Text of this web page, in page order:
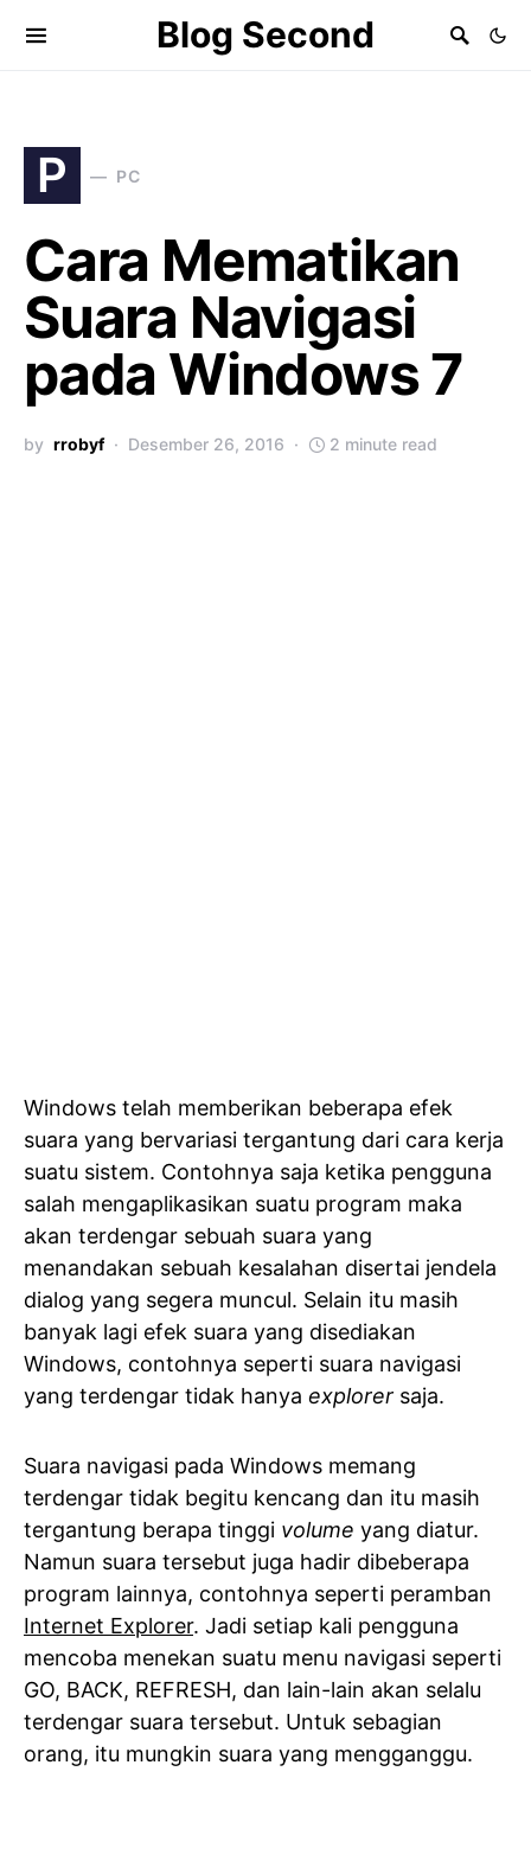
Blog Second
P PC
Cara Mematikan
Suara Navigasi
pada Windows 7
by rrobyf Desember 26, 2016 2 minute read
Windows telah memberikan beberapa efek
suara yang bervariasi tergantung dari cara kerja
suatu sistem. Contohnya saja ketika pengguna
salah mengaplikasikan suatu program maka
akan terdengar sebuah suara yang
menandakan sebuah kesalahan disertai jendela
dialog yang segera muncul. Selain itu masih
banyak lagi efek suara yang disediakan
Windows, contohnya seperti suara navigasi
yang terdengar tidak hanya explorer saja.
Suara navigasi pada Windows memang
terdengar tidak begitu kencang dan itu masih
tergantung berapa tinggi volume yang diatur.
Namun suara tersebut juga hadir dibeberapa
program lainnya, contohnya seperti peramban
Internet Explorer. Jadi setiap kali pengguna
mencoba menekan suatu menu navigasi seperti
GO, BACK, REFRESH, dan lain-lain akan selalu
terdengar suara tersebut. Untuk sebagian
orang, itu mungkin suara yang mengganggu.